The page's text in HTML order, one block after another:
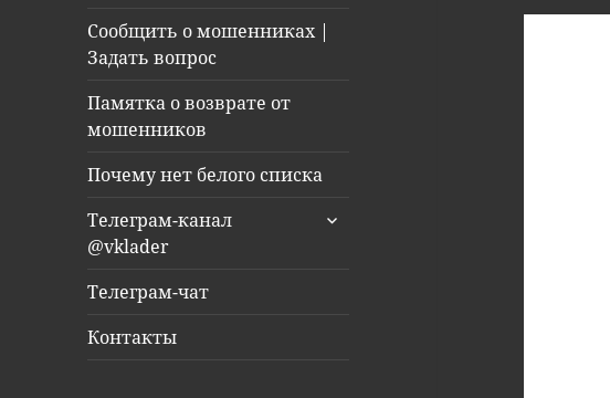
Сообщить о мошенниках |
Задать вопрос
Памятка о возврате от
мошенников
Почему нет белого списка
Телеграм-канал
@vklader
раскрыть
Телеграм-чат
Контакты